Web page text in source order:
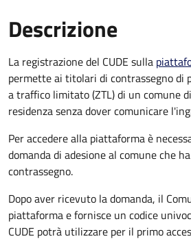
Descrizione
La registrazione del CUDE sulla
permette ai titolari di contrassegno di
a traffico limitato (ZTL) di un comune
residenza senza dover comunicare
Per accedere alla piattaforma è
domanda di adesione al comune che
contrassegno.
Dopo aver ricevuto la domanda, il
piattaforma e fornisce un codice
CUDE potrà utilizzare per il primo